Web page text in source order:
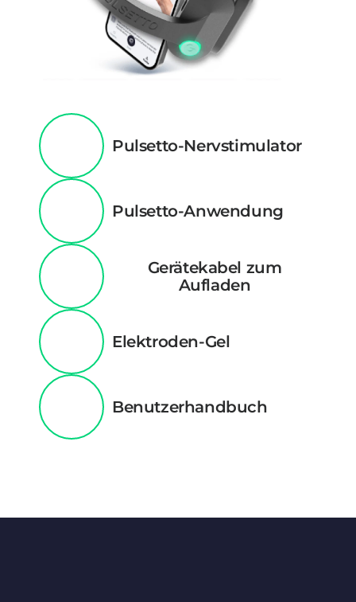
Pulsetto-Nervstimulator
Pulsetto-Anwendung
Gerätekabel zum
Aufladen
Elektroden-Gel
Benutzerhandbuch